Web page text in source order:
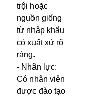
trội hoặc
nguồn giống
từ nhập khẩu
có xuất xứ rõ
ràng.
- Nhân lực:
Có nhân viên
được đào tạo